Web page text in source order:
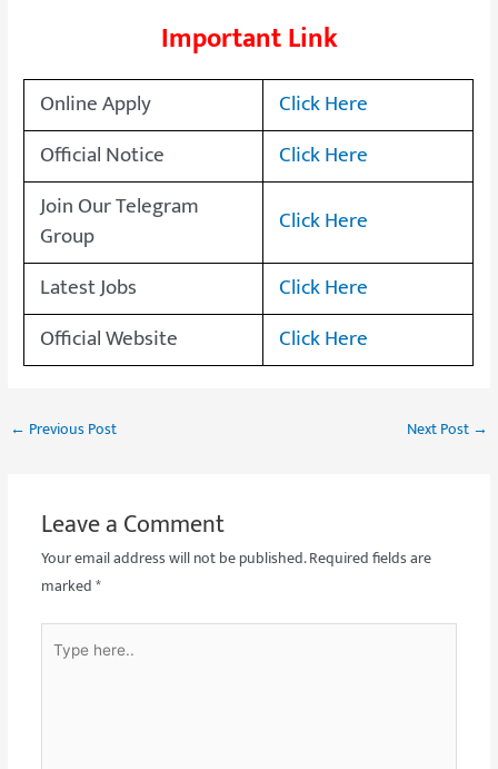
Important Link
Online Apply
Click Here
Official Notice
Click Here
Join Our Telegram
Group
Click Here
Latest Jobs
Click Here
Official Website
Click Here
← Previous Post Next Post →
Leave a Comment
Your email address will not be published.Required fields are
marked*
here..